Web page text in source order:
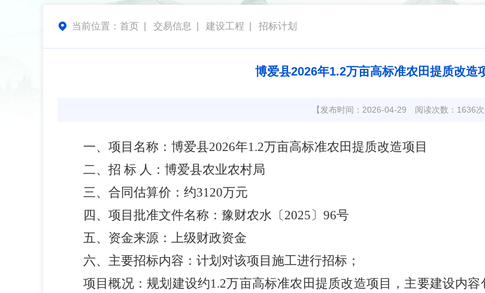
 当前位置： 首页 交易信息 建设工程 招标计划
博爱县2026年1.2万亩高标准农田提质改造
【发布时间：2026-04-29 阅读次数：1636次
一、项目名称：博爱县2026年1.2万亩高标准农田提质改造项目
二、招 标 人：博爱县农业农村局
三、合同估算价：约3120万元
四、项目批准文件名称：豫财农水 〔2025〕 96号
五、资金来源：上级财政资金
六、主要招标内容：计划对该项目施工进行招标；
项目概况：规划建设约1.2万亩高标准农田提质改造项目，主要建设内